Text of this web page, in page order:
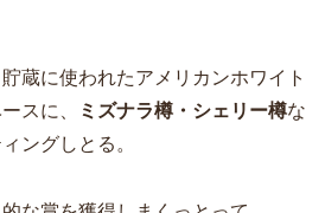
蔵に使われたアメリカンホワイト
スに、
ミズナラ樽・シェリー樽な
ングしとる。